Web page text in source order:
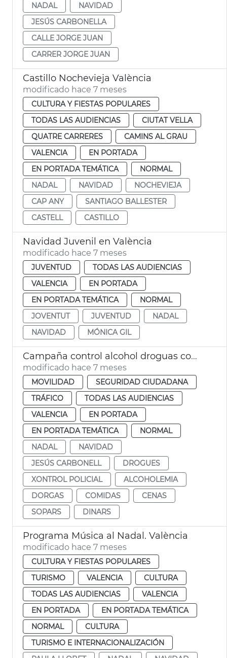
NADAL
NAVIDAD
JESÚS CARBONELLA
CALLE JORGE JUAN
CARRER JORGE JUAN
Castillo Nochevieja València
modificado hace 7 meses
CULTURA Y FIESTAS POPULARES
TODAS LAS AUDIENCIAS
CIUTAT VELLA
QUATRE CARRERES
CAMINS AL GRAU
VALENCIA
EN PORTADA
EN PORTADA TEMÁTICA
NORMAL
NADAL
NAVIDAD
NOCHEVIEJA
CAP ANY
SANTIAGO BALLESTER
CASTELL
CASTILLO
Navidad Juvenil en València
modificado hace 7 meses
JUVENTUD
TODAS LAS AUDIENCIAS
VALENCIA
EN PORTADA
EN PORTADA TEMÁTICA
NORMAL
JOVENTUT
JUVENTUD
NADAL
NAVIDAD
MÓNICA GIL
Campaña control alcohol droguas comidas empresa Navidad
modificado hace 7 meses
MOVILIDAD
SEGURIDAD CIUDADANA
TRÁFICO
TODAS LAS AUDIENCIAS
VALENCIA
EN PORTADA
EN PORTADA TEMÁTICA
NORMAL
NADAL
NAVIDAD
JESÚS CARBONELL
DROGUES
XONTROL POLICIAL
ALCOHOLEMIA
DORGAS
COMIDAS
CENAS
SOPARS
DINARS
Programa Música al Nadal. València
modificado hace 7 meses
CULTURA Y FIESTAS POPULARES
TURISMO
VALENCIA
CULTURA
TODAS LAS AUDIENCIAS
VALENCIA
EN PORTADA
EN PORTADA TEMÁTICA
NORMAL
CULTURA
TURISMO E INTERNACIONALIZACIÓN